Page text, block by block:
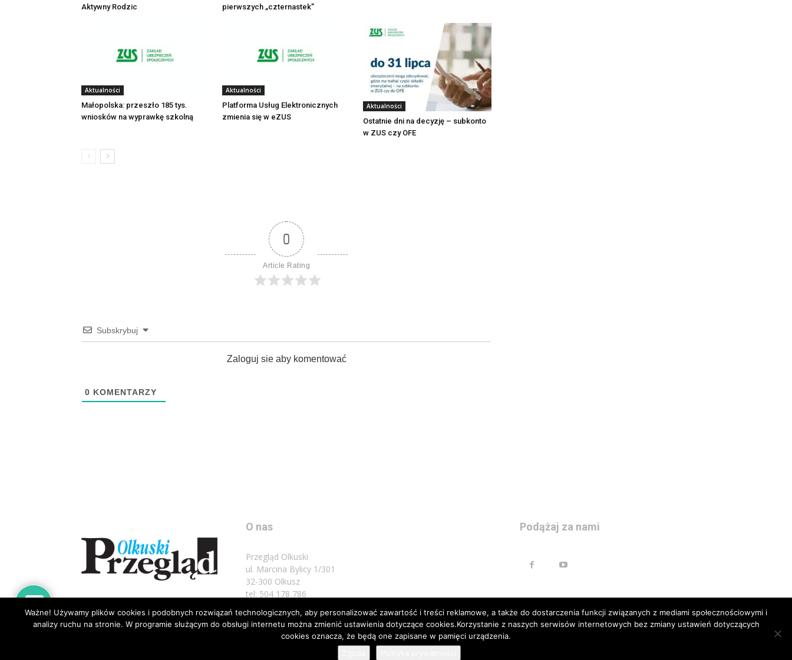
Aktywny Rodzic
pierwszych „czternastek”
Aktualności
Małopolska: przeszło 185 tys.
wniosków na wyprawkę szkolną
Aktualności
Platforma Usług Elektronicznych
zmienia się w eZUS
Aktualności
Ostatnie dni na decyzję – subkonto
w ZUS czy OFE
0
Article Rating
Subskrybuj
Zaloguj sie aby komentować
0 KOMENTARZY
O nas
Przegląd Olkuski
ul. Marcina Bylicy 1/301
32-300 Olkusz
tel: 504 178 786
Napisz do nas: biuro@przeglad.olkuski.pl
Podążaj za nami
Ważne! Używamy plików cookies i podobnych rozwiązań technologicznych, aby personalizować zawartość i treści reklamowe, a także do dostarczenia funkcji związanych z mediami społecznościowymi i
analizy ruchu na stronie. W programie służącym do obsługi internetu można zmienić ustawienia dotyczące cookies.Korzystanie z naszych serwisów internetowych bez zmiany ustawień dotyczących
cookies oznacza, że będą one zapisane w pamięci urządzenia.